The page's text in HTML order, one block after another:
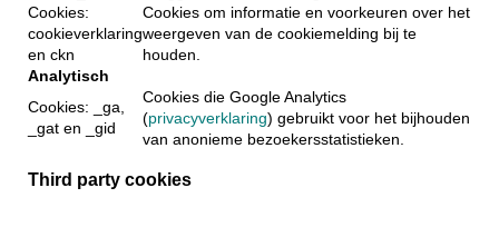
Cookies:
cookieverklaring
en ckn
Cookies om informatie en voorkeuren over het
weergeven van de cookiemelding bij te
houden.
Analytisch
Cookies: _ga,
_gat en _gid
Cookies die Google Analytics
(privacyverklaring) gebruikt voor het bijhouden
van anonieme bezoekersstatistieken.
Third party cookies